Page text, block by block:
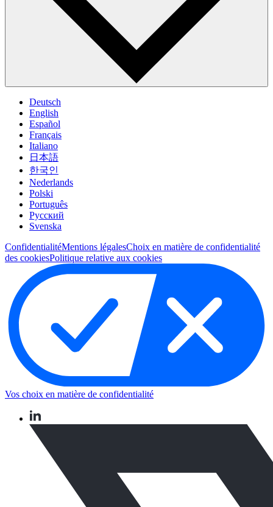
Deutsch
English
Español
Français
Italiano
日本語
한국인
Nederlands
Polski
Português
Pусский
Svenska
ConfidentialitéMentions légalesChoix en matière de confidentialité
des cookiesPolitique relative aux cookies
Vos choix en matière de confidentialité